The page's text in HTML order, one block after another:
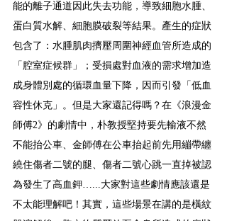
能的離子通道因此失去功能，導致細胞水腫、
蛋白質水解、細胞膜破裂等結果。產生的症狀
包含了：水腫肌肉擠壓周圍神經血管所造成的
「腔室症候群」；受損處對血液的需求增加造
成身體別處的循環血量下降，因而引發「低血
容性休克」。但是大家還記得嗎？在《浪漫金
師傅2》的劇情中，朴教授堅持要先輸液不然
不能抬公車、金師傅在公車抬起前先用繃帶纏
繞住傷者二號的腿、傷者二號心跳一直掉被認
為發生了高血鉀…...大家對這些劇情應該還是
不太能理解吧！其實，這些場景在講的是橫紋